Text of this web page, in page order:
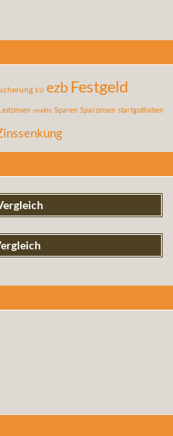
EU ezbFestgeld
rendite Sparen Sparzinsen startguthaben